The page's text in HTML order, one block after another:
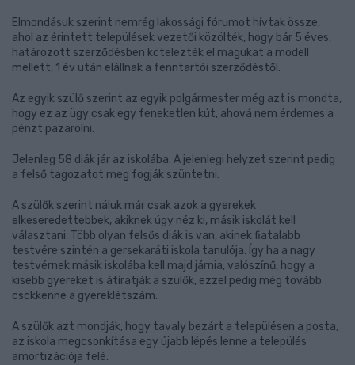
Elmondásuk szerint nemrég lakossági fórumot hívtak össze,
ahol az érintett települések vezetői közölték, hogy bár 5 éves,
határozott szerződésben kötelezték el magukat a modell
mellett, 1 év után elállnak a fenntartói szerződéstől.
Az egyik szülő szerint az egyik polgármester még azt is mondta,
hogy ez az ügy csak egy feneketlen kút, ahová nem érdemes a
pénzt pazarolni.
Jelenleg 58 diák jár az iskolába. A jelenlegi helyzet szerint pedig
a felső tagozatot meg fogják szüntetni.
A szülők szerint náluk már csak azok a gyerekek
elkeseredettebbek, akiknek úgy néz ki, másik iskolát kell
választani. Több olyan felsős diák is van, akinek fiatalabb
testvére szintén a gersekaráti iskola tanulója. Így ha a nagy
testvérnek másik iskolába kell majd járnia, valószínű, hogy a
kisebb gyereket is átíratják a szülők, ezzel pedig még tovább
csökkenne a gyereklétszám.
A szülők azt mondják, hogy tavaly bezárt a településen a posta,
az iskola megcsonkítása egy újabb lépés lenne a település
amortizációja felé.